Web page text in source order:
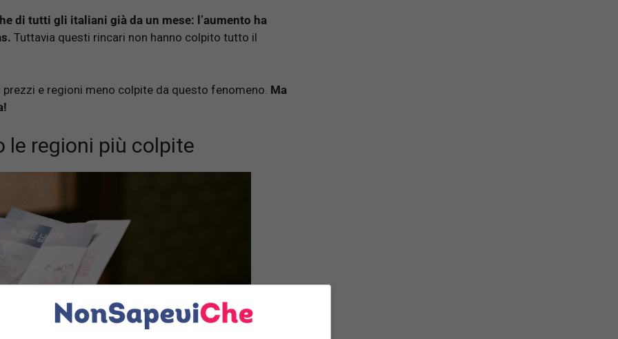
di tutti gli italiani già da un mese: l’aumento ha
Tuttavia questi rincari non hanno colpito tutto il
e regioni meno colpite da questo fenomeno. Ma
le regioni più colpite